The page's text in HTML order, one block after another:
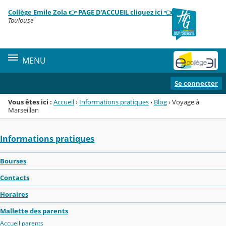
Menu de la rubrique
Contenu
Collège Emile Zola 👉 PAGE D'ACCUEIL cliquez ici 👈
Toulouse
MENU
Se connecter
Vous êtes ici : Accueil› Informations pratiques› Blog›Voyage à
Marseillan
Informations pratiques
Bourses
Contacts
Horaires
Mallette des parents
Accueil parents